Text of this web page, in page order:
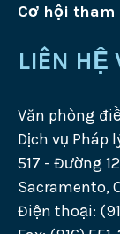
Cơ hội
LIÊN HỆ
Văn phòng
Dịch vụ Pháp
517 - Đường 12
Sacramento,
Điện thoại: